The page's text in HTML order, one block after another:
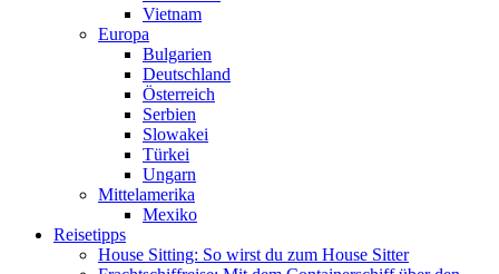
Vietnam
Europa
Bulgarien
Deutschland
Österreich
Serbien
Slowakei
Türkei
Ungarn
Mittelamerika
Mexiko
Reisetipps
House Sitting: So wirst du zum House Sitter